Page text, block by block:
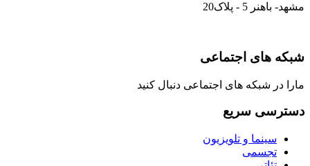
مشهد- باهنر 5 - پلاک20
شبکه های اجتماعی
مارا در شبکه های اجتماعی دنبال کنید
دسترسی سریع
سینما و تلویزیون
تجسمی